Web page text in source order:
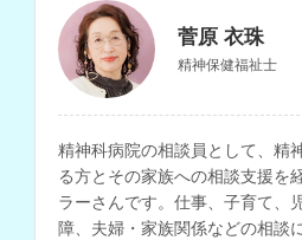
菅原 衣珠
精神保健福祉士
精神科病院の相談員として、精
る方とその家族への相談支援を
ラーさんです。仕事、子育て、
障、夫婦・家族関係などの相談